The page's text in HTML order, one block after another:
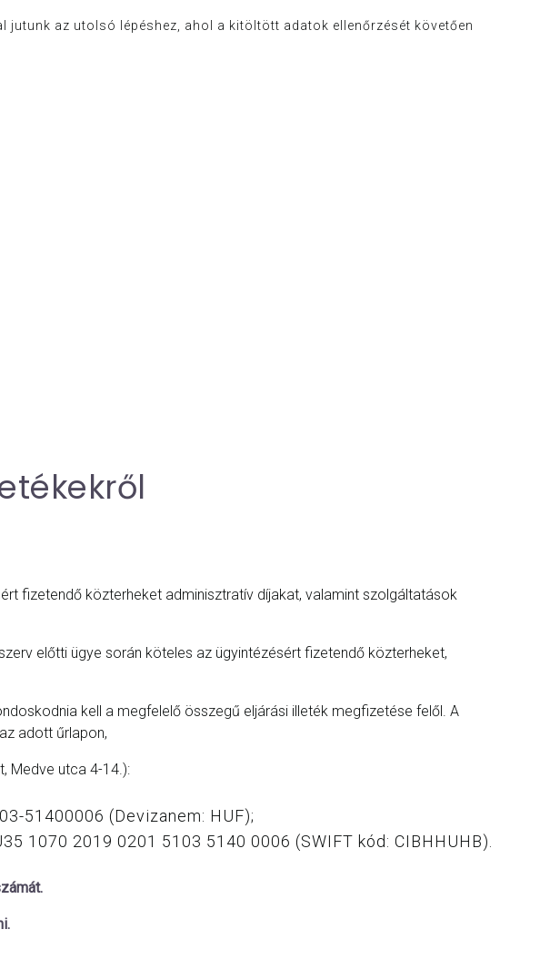
jutunk az utolsó lépéshez, ahol a kitöltött adatok ellenőrzését követően
fizetendő közterheket adminisztratív díjakat, valamint szolgáltatások
előtti ügye során köteles az ügyintézésért fizetendő közterheket,
kell a megfelelő összegű eljárási illeték megfizetése felől. A
adott űrlapon,
Medve utca 4-14.):
51400006 (Devizanem: HUF);
1070 2019 0201 5103 5140 0006 (SWIFT kód: CIBHHUHB).